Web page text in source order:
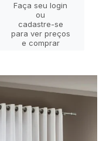
Faça seu login
ou
cadastre-se
para ver preços
e comprar